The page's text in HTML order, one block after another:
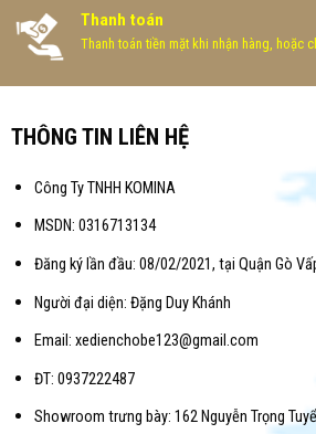
Thanh toán
Thanh toán tiền mặt khi nhận hàng, hoặc
THÔNG TIN LIÊN HỆ
Công Ty TNHH KOMINA
MSDN: 0316713134
Đăng ký lần đầu: 08/02/2021, tại Quận Gò
Người đại diện: Đặng Duy Khánh
Email: xedienchobe123@gmail.com
ĐT: 0937222487
Showroom trưng bày: 162 Nguyễn Trọng